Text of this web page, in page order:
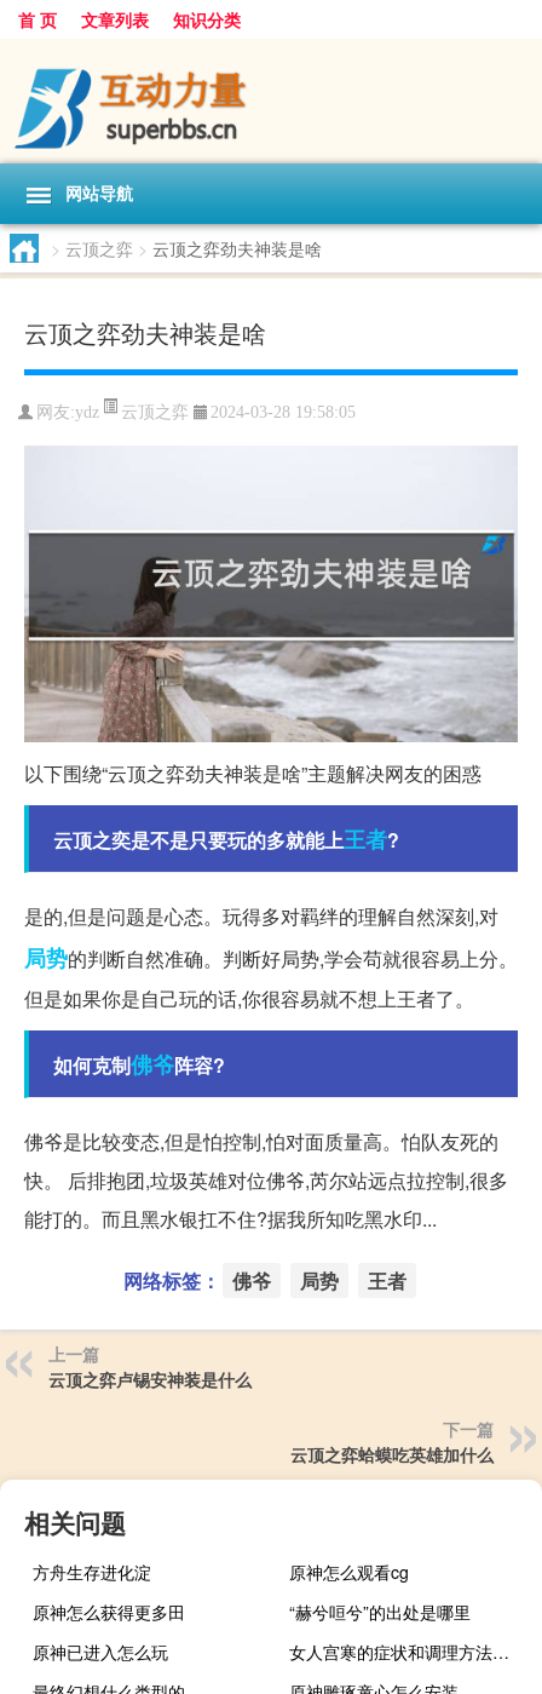
首 页 文章列表 知识分类
网站导航
> 云顶之弈 > 云顶之弈劲夫神装是啥
云顶之弈劲夫神装是啥
网友:ydz 云顶之弈 2024-03-28 19:58:05
以下围绕“云顶之弈劲夫神装是啥”主题解决网友的困惑
云顶之奕是不是只要玩的多就能上王者?
是的,但是问题是心态。玩得多对羁绊的理解自然深刻,对
局势的判断自然准确。判断好局势,学会苟就很容易上分。
但是如果你是自己玩的话,你很容易就不想上王者了。
如何克制佛爷阵容?
佛爷是比较变态,但是怕控制,怕对面质量高。怕队友死的
快。 后排抱团,垃圾英雄对位佛爷,芮尔站远点拉控制,很多
能打的。而且黑水银扛不住?据我所知吃黑水印...
网络标签： 佛爷 局势 王者
上一篇
云顶之弈卢锡安神装是什么
下一篇
云顶之弈蛤蟆吃英雄加什么
相关问题
方舟生存进化淀
原神怎么观看cg
原神怎么获得更多田
“赫兮咺兮”的出处是哪里
原神已进入怎么玩
女人宫寒的症状和调理方法（女人宫寒的症状）